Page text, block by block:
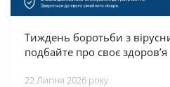
Тиждень боротьби з
подбайте про своє здоров’я
22 Липня 2026 року